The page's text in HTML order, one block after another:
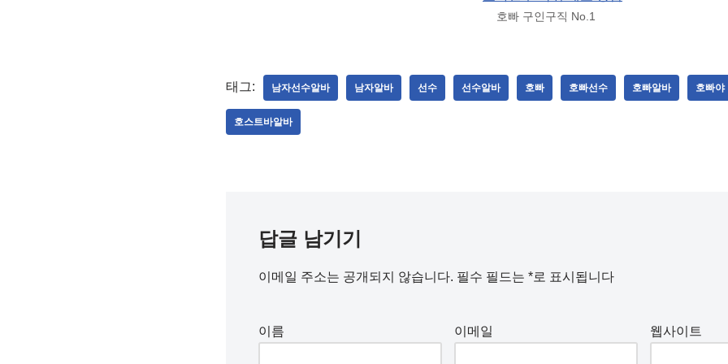
호빠 구인구직 No.1
태그: 남자선수알바 남자알바 선수 선수알바 호빠 호빠선수 호빠알바 호빠야
호스트바알바
답글 남기기
이메일 주소는 공개되지 않습니다. 필수 필드는 *로 표시됩니다
이름 이메일 웹사이트